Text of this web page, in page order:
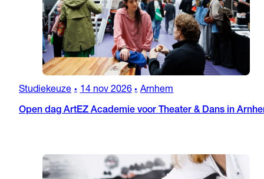
Studiekeuze • 14 nov 2026 • Arnhem
Open dag ArtEZ Academie voor Theater & Dans in